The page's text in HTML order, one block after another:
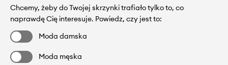
Chcemy, żeby do Twojej skrzynki trafiało tylko to, co
naprawdę Cię interesuje. Powiedz, czy jest to:
Moda damska
Moda męska